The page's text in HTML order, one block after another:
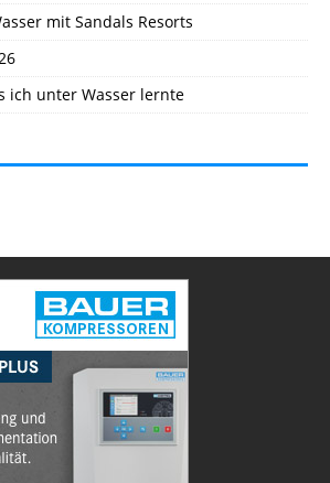
mit Sandals Resorts
ich unter Wasser lernte